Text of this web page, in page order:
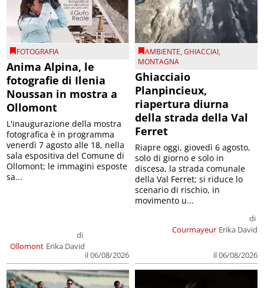
FOTOGRAFIA
Anima Alpina, le
fotografie di Ilenia
Noussan in mostra a
Ollomont
Ollomont
di
Erika David
il 06/08/2026
L'inaugurazione della mostra
fotografica è in programma
venerdì 7 agosto alle 18, nella
sala espositiva del Comune di
Ollomont; le immagini esposte
sa...
AMBIENTE,GHIACCIAI,
MONTAGNA
Ghiacciaio
Planpincieux,
riapertura diurna
della strada della Val
Ferret
Courmayeur
di
Erika David
il 06/08/2026
Riapre oggi, giovedì 6 agosto,
solo di giorno e solo in
discesa, la strada comunale
della Val Ferret; si riduce lo
scenario di rischio, in
movimento u...